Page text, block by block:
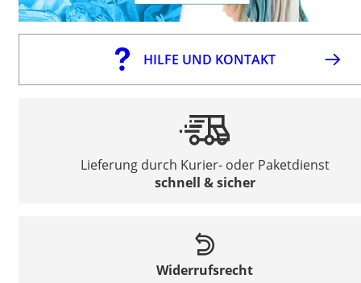
HILFE UND KONTAKT
Lieferung durch Kurier- oder Paketdienst
schnell & sicher
Widerrufsrecht